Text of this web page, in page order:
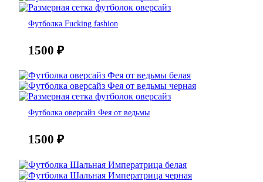
Футболка Fucking fashion
1500 ₽
Футболка оверсайз Фея от ведьмы
1500 ₽